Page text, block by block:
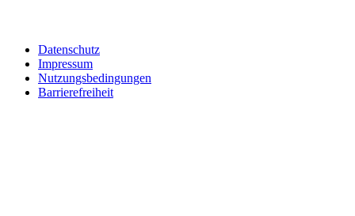
Datenschutz
Impressum
Nutzungsbedingungen
Barrierefreiheit